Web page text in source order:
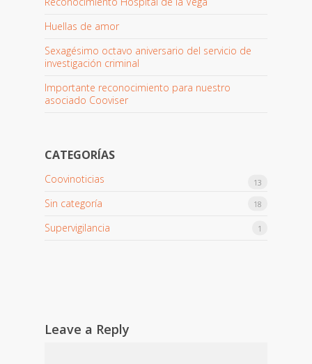
Huellas de amor
Sexagésimo octavo aniversario del servicio de
investigación criminal
Importante reconocimiento para nuestro
asociado Cooviser
CATEGORÍAS
Coovinoticias 13
Sin categoría 18
Supervigilancia 1
Leave a Reply